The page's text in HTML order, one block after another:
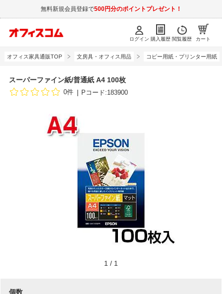
無料新規会員登録で500円分のポイントプレゼント！
ログイン 購入履歴 閲覧履歴 カート
オフィス家具通販TOP 文房具・オフィス用品 コピー用紙・プリンター用紙
スーパーファイン紙/普通紙 A4 100枚
0件 Pコード:183900
1 / 1
個数